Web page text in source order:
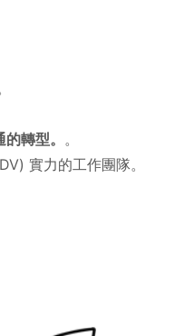
轉型。 。
實力的工作團隊。